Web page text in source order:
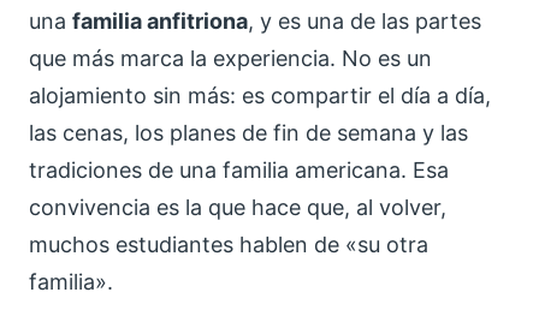
una familia anfitriona, y es una de las partes
que más marca la experiencia. No es un
alojamiento sin más: es compartir el día a día,
las cenas, los planes de fin de semana y las
tradiciones de una familia americana. Esa
convivencia es la que hace que, al volver,
muchos estudiantes hablen de «su otra
familia».